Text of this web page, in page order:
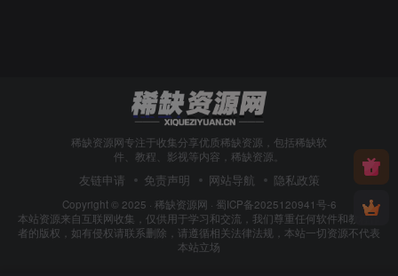
稀缺资源网专注于收集分享优质稀缺资源，包括稀缺软
件、教程、影视等内容，稀缺资源。
友链申请 免责声明 网站导航 隐私政策
Copyright © 2025 · 稀缺资源网 · 蜀ICP备2025120941号-6
本站资源来自互联网收集，仅供用于学习和交流，我们尊重任何软件和教程作
者的版权，如有侵权请联系删除，请遵循相关法律法规，本站一切资源不代表
本站立场